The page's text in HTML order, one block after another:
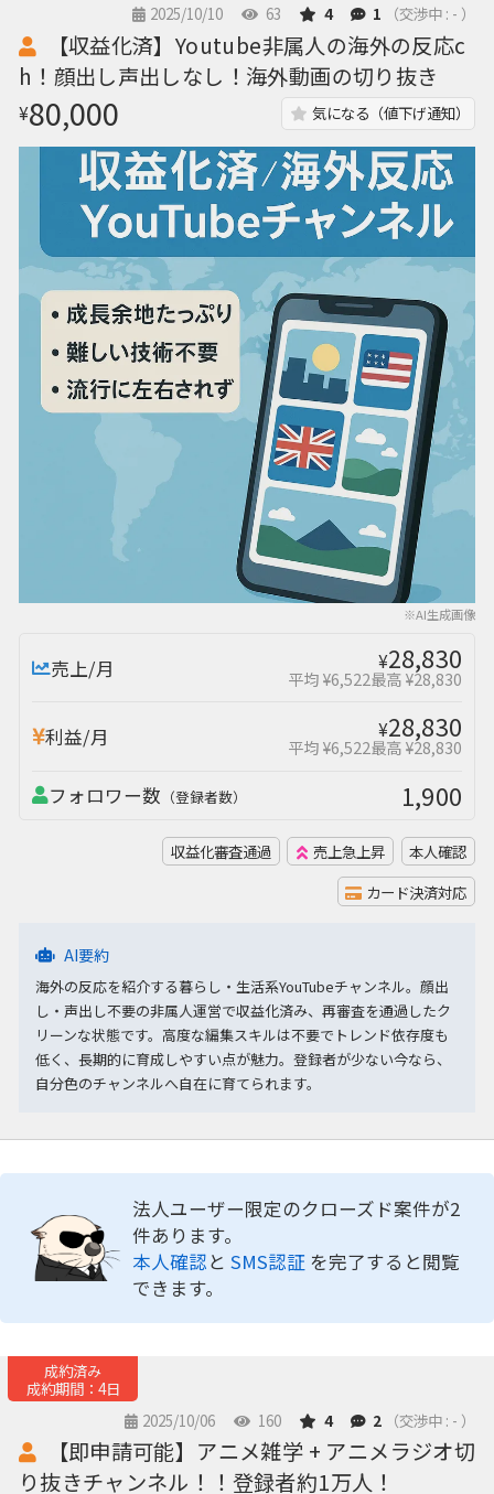
2025/10/10
63 4 1 （交渉中 : - ）
※AI生成画像
【収益化済】Youtube非属人の海外の反応c
h！顔出し声出しなし！海外動画の切り抜き
¥80,000 気になる（値下げ通知）
売上/月 ¥28,830
平均 ¥6,522最高 ¥28,830
利益/月 ¥28,830
平均 ¥6,522最高 ¥28,830
フォロワー数 （登録者数） 1,900
収益化審査通過 売上急上昇
本人確認
カード決済対応
AI要約
海外の反応を紹介する暮らし・生活系YouTubeチャンネル。顔出
し・声出し不要の非属人運営で収益化済み、再審査を通過したク
リーンな状態です。高度な編集スキルは不要でトレンド依存度も
低く、長期的に育成しやすい点が魅力。登録者が少ない今なら、
自分色のチャンネルへ自在に育てられます。
法人ユーザー限定のクローズド案件が2
件あります。
本人確認と SMS認証 を完了すると閲覧
できます。
成約済み
成約期間：4日
2025/10/06
160 4 2 （交渉中 : - ）
【即申請可能】アニメ雑学 + アニメラジオ切
り抜きチャンネル！！登録者約1万人！